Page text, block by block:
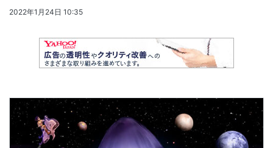
2022年1月24日 10:35